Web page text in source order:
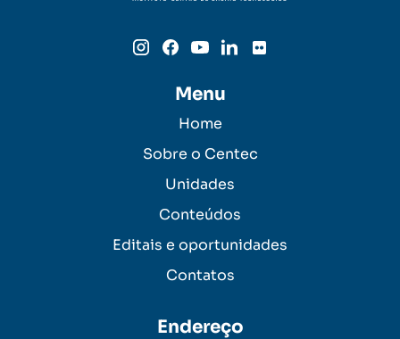
Menu
Home
Sobre o Centec
Unidades
Conteúdos
Editais e oportunidades
Contatos
Endereço